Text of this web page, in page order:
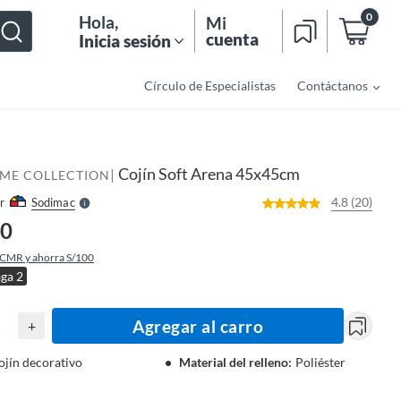
Hola,
Inicia sesión
Mi
cuenta
0
Círculo de Especialistas Contáctanos
COLLECTION | Cojín Soft Arena 45x45cm
SodimacS
l
l
4.8 (20)
y ahorra S/100
2
+ Agregar al carro
decorativo Material del relleno: Poliéster